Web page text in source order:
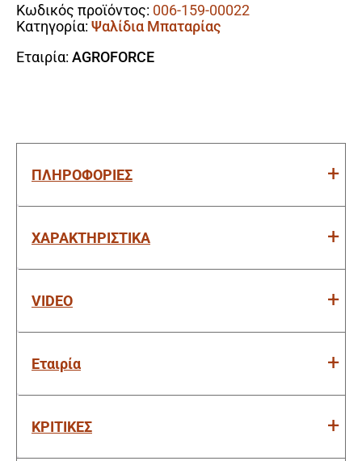
Μέγιστη
Διάμετρο
Κοπής
34mm
Κωδικός προϊόντος: 006-159-00022
Κατηγορία: Ψαλίδια Μπαταρίας
Εταιρία: AGROFORCE
ΠΛΗΡΟΦΟΡΙΕΣ
ΧΑΡΑΚΤΗΡΙΣΤΙΚΑ
VIDEO
Εταιρία
ΚΡΙΤΙΚΕΣ